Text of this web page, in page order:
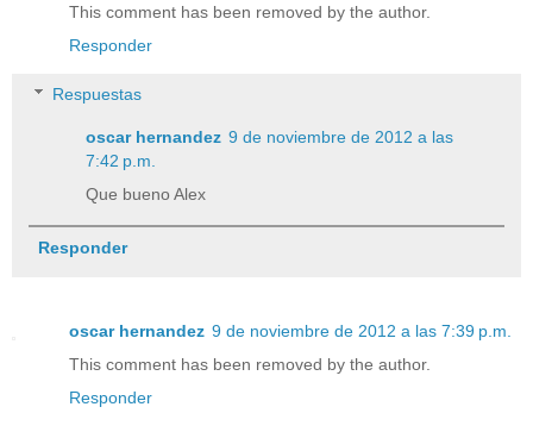
This comment has been removed by the author.
Responder
Respuestas
oscar hernandez 9 de noviembre de 2012 a las
7:42 p.m.
Que bueno Alex
Responder
oscar hernandez 9 de noviembre de 2012 a las 7:39 p.m.
This comment has been removed by the author.
Responder